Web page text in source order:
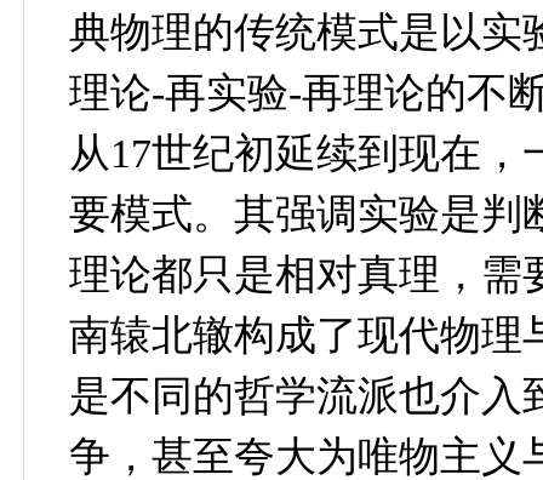
典物理的传统模式是以实
理论-再实验-再理论的不
从17世纪初延续到现在，
要模式。其强调实验是判
理论都只是相对真理，需
南辕北辙构成了现代物理
是不同的哲学流派也介入
争，甚至夸大为唯物主义